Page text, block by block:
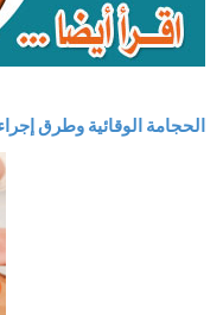
الحجامة الوقائية وطرق